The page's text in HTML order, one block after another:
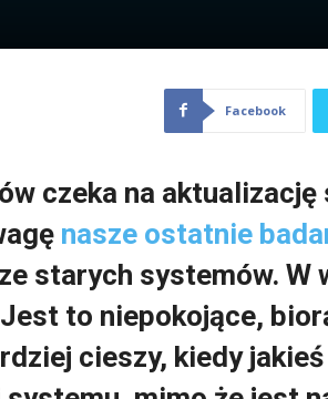
Facebook
czeka na
nasze ostatnie
starych systemów. W
to niepokojące,
cieszy, kiedy